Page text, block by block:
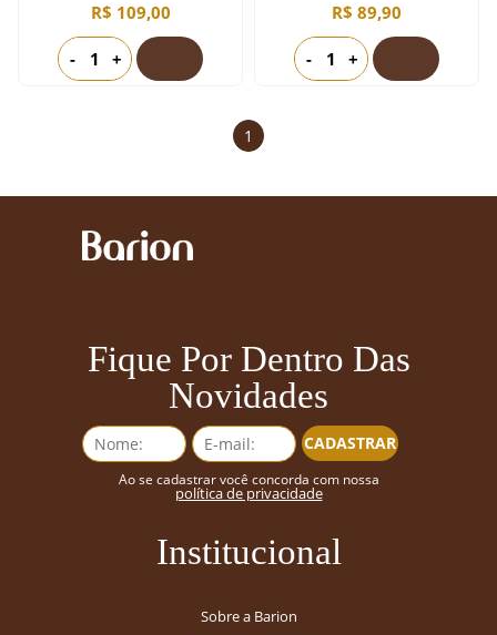
R$ 109,00
- +
R$ 89,90
- +
1
Fique Por Dentro Das
Novidades
CADASTRAR
Ao se cadastrar você concorda com nossa
política de privacidade
Institucional
Sobre a Barion